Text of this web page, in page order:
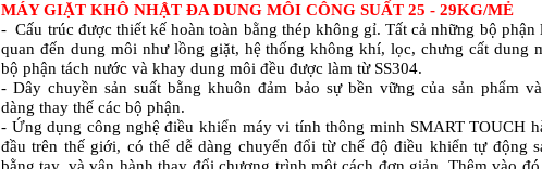
MÁY GIẶT KHÔ NHẬT ĐA DUNG MÔI CÔNG SUẤT 25 - 29KG/MẺ
- Cấu trúc được thiết kế hoàn toàn bằng thép không gỉ. Tất cả những bộ phận
quan đến dung môi như lồng giặt, hệ thống không khí, lọc, chưng cất dung
bộ phận tách nước và khay dung môi đều được làm từ SS304.
- Dây chuyền sản suất bằng khuôn đảm bảo sự bền vững của sản phẩm
dàng thay thế các bộ phận.
- Ứng dụng công nghệ điều khiển máy vi tính thông minh SMART TOUCH
đầu trên thế giới, có thể dễ dàng chuyển đổi từ chế độ điều khiển tự động